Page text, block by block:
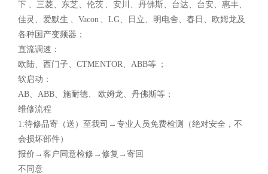
下 、三菱、东芝、伦茨 、安川、丹佛斯、台达、台安、惠丰、
佳灵、爱默生 、Vacon 、LG、日立、明电舍、春日、欧姆龙及
各种国产变频器；
直流调速：
欧陆、西门子、CTMENTOR、ABB等 ；
软启动：
AB、ABB、施耐德、 欧姆龙、丹佛斯等；
维修流程
1:待修品寄（送）至我司→专业人员免费检测（绝对安全，不
会损坏部件）
报价→客户同意检修→修复→寄回
不同意